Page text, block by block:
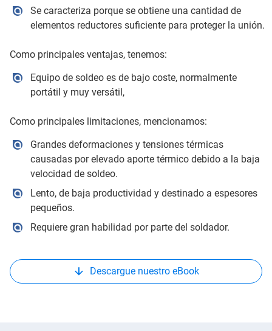
Se caracteriza porque se obtiene una cantidad de
elementos reductores suficiente para proteger la unión.
Como principales ventajas, tenemos:
Equipo de soldeo es de bajo coste, normalmente
portátil y muy versátil,
Como principales limitaciones, mencionamos:
Grandes deformaciones y tensiones térmicas
causadas por elevado aporte térmico debido a la baja
velocidad de soldeo.
Lento, de baja productividad y destinado a espesores
pequeños.
Requiere gran habilidad por parte del soldador.
Descargue nuestro eBook